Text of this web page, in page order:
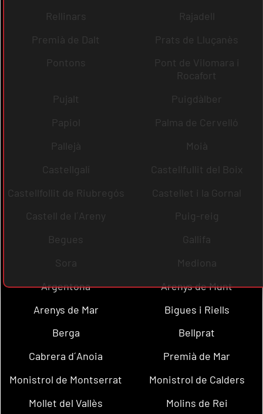
Rellinars
Rajadell
Premià de Dalt
Prats de Lluçanès
Pontons
Pont de Vilomara i
Rocafort
Pujalt
Puigdàlber
Papiol
Palma de Cervelló
Pallejà
Moià
Castellgalí
Castellfullit del Boix
Castellfollit de Riubregós
Castellet i la Gornal
Castell de l´Areny
Puig-reig
Begues
Gallifa
Sora
Mediona
Argentona
Arenys de Munt
Arenys de Mar
Bigues i Riells
Berga
Bellprat
Cabrera d´Anoia
Premià de Mar
Monistrol de Montserrat
Monistrol de Calders
Mollet del Vallès
Molins de Rei